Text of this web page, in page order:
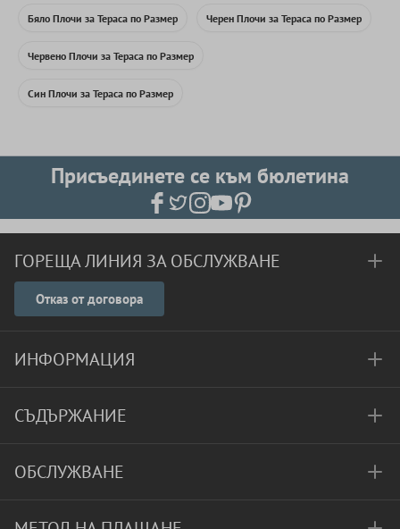
Бяло Плочи за Тераса по Размер Черен Плочи за Тераса по Размер
Червено Плочи за Тераса по Размер
Син Плочи за Тераса по Размер
Присъединете се към бюлетина
ГОРЕЩА ЛИНИЯ ЗА ОБСЛУЖВАНЕ
Отказ от договора
ИНФОРМАЦИЯ
СЪДЪРЖАНИЕ
ОБСЛУЖВАНЕ